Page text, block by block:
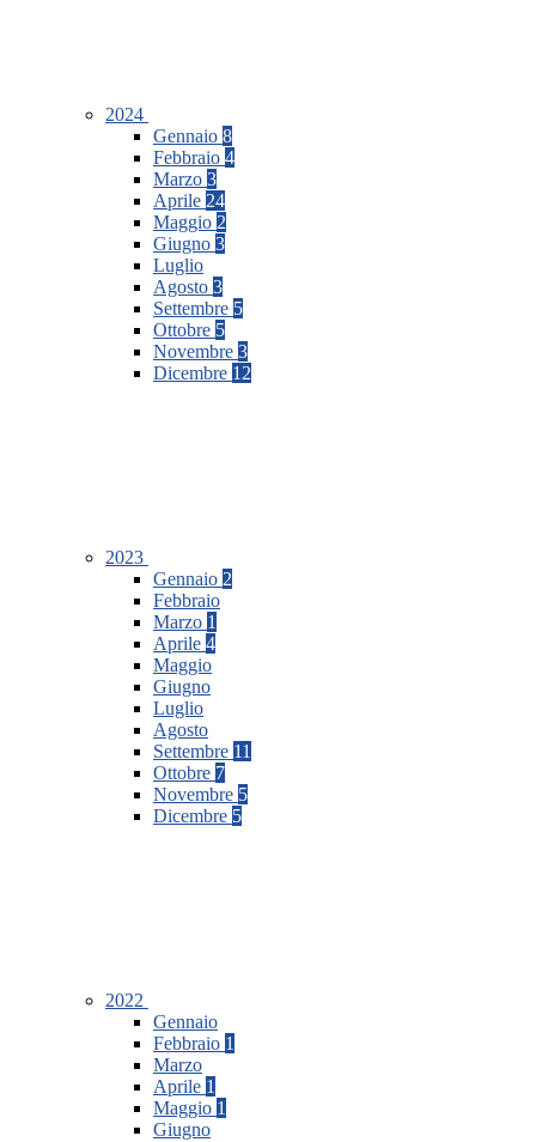
2024
Gennaio 8
Febbraio 4
Marzo 3
Aprile 24
Maggio 2
Giugno 3
Luglio
Agosto 3
Settembre 5
Ottobre 5
Novembre 3
Dicembre 12
2023
Gennaio 2
Febbraio
Marzo 1
Aprile 4
Maggio
Giugno
Luglio
Agosto
Settembre 11
Ottobre 7
Novembre 5
Dicembre 5
2022
Gennaio
Febbraio 1
Marzo
Aprile 1
Maggio 1
Giugno